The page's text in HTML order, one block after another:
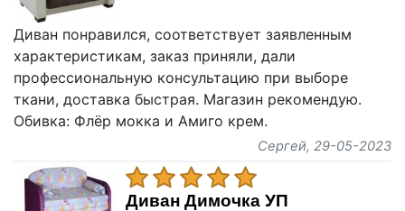
Диван понравился, соответствует заявленным
характеристикам, заказ приняли, дали
профессиональную консультацию при выборе
ткани, доставка быстрая. Магазин рекомендую.
Обивка: Флёр мокка и Амиго крем.
Сергей, 29-05-2023
Диван Димочка УП